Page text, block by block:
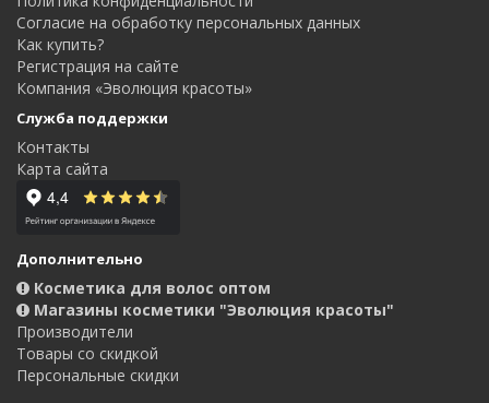
Согласие на обработку персональных данных
Как купить?
Регистрация на сайте
Компания «Эволюция красоты»
Служба поддержки
Контакты
Карта сайта
Дополнительно
Косметика для волос оптом
Магазины косметики "Эволюция красоты"
Производители
Товары со скидкой
Персональные скидки